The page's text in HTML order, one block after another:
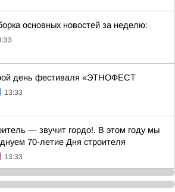
основных новостей за неделю:
день фестиваля «ЭТНОФЕСТ
13:33
— звучит гордо!. В этом году мы
70-летие Дня строителя
13:33